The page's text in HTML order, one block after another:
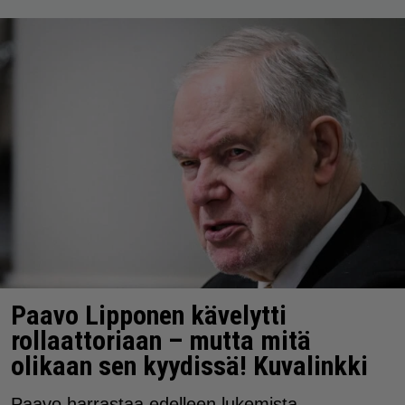
Paavo Lipponen kävelytti
rollaattoriaan – mutta mitä
olikaan sen kyydissä! Kuvalinkki